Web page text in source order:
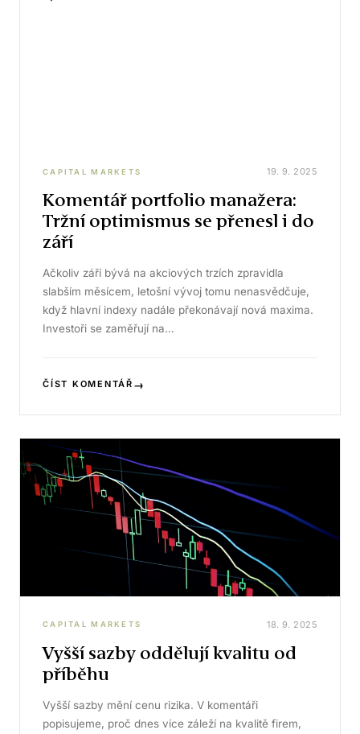
CAPITAL MARKETS 19. 9. 2025
Komentář portfolio manažera:
Tržní optimismus se přenesl i do
září
Ačkoliv září bývá na akciových trzích zpravidla
slabším měsícem, letošní vývoj tomu nenasvědčuje,
když hlavní indexy nadále překonávají nová maxima.
Investoři se zaměřují na…
ČÍST KOMENTÁŘ →
CAPITAL MARKETS 18. 9. 2025
Vyšší sazby oddělují kvalitu od
příběhu
Vyšší sazby mění cenu rizika. V komentáři
popisujeme, proč dnes více záleží na kvalitě firem,